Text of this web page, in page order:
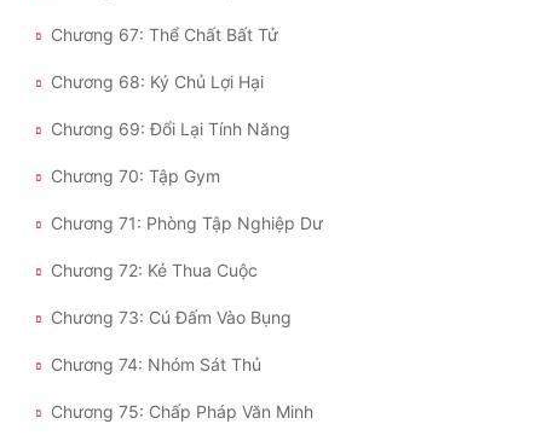
Chương 67: Thể Chất Bất Tử
Chương 68: Ký Chủ Lợi Hại
Chương 69: Đổi Lại Tính Năng
Chương 70: Tập Gym
Chương 71: Phòng Tập Nghiệp Dư
Chương 72: Kẻ Thua Cuộc
Chương 73: Cú Đấm Vào Bụng
Chương 74: Nhóm Sát Thủ
Chương 75: Chấp Pháp Văn Minh